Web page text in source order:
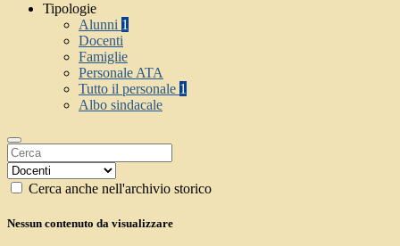
Tipologie
Alunni 1
Docenti
Famiglie
Personale ATA
Tutto il personale 1
Albo sindacale
Cerca anche nell'archivio storico
Nessun contenuto da visualizzare